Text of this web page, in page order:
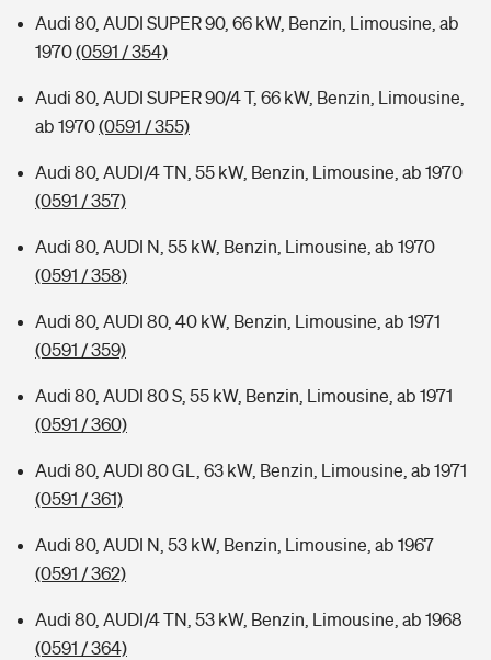
Audi 80, AUDI SUPER 90, 66 kW, Benzin, Limousine, ab
1970(0591 / 354)
Audi 80, AUDI SUPER 90/4 T, 66 kW, Benzin, Limousine,
ab 1970(0591 / 355)
Audi 80, AUDI/4 TN, 55 kW, Benzin, Limousine, ab 1970
(0591 / 357)
Audi 80, AUDI N, 55 kW, Benzin, Limousine, ab 1970
(0591 / 358)
Audi 80, AUDI 80, 40 kW, Benzin, Limousine, ab 1971
(0591 / 359)
Audi 80, AUDI 80 S, 55 kW, Benzin, Limousine, ab 1971
(0591 / 360)
Audi 80, AUDI 80 GL, 63 kW, Benzin, Limousine, ab 1971
(0591 / 361)
Audi 80, AUDI N, 53 kW, Benzin, Limousine, ab 1967
(0591 / 362)
Audi 80, AUDI/4 TN, 53 kW, Benzin, Limousine, ab 1968
(0591 / 364)